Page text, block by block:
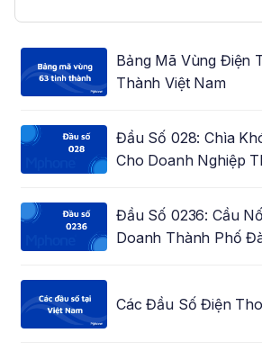
Bảng Mã Vùng Điện
Thành Việt Nam
Đầu Số 028: Chìa
Cho Doanh Nghiệp
Đầu Số 0236: Cầu
Doanh Thành Phố
Các Đầu Số Điện